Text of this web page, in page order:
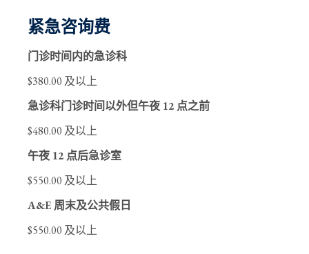
紧急咨询费
门诊时间内的急诊科
$380.00 及以上
急诊科门诊时间以外但午夜 12 点之前
$480.00 及以上
午夜 12 点后急诊室
$550.00 及以上
A&E 周末及公共假日
$550.00 及以上